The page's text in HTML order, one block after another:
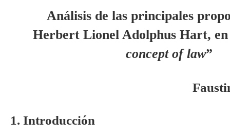
Análisis de las principales
Herbert Lionel Adolphus Hart,
concept of law”
1. Introducción